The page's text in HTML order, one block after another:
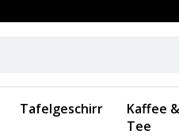
Tafelgeschirr
Kaffee &
Tee